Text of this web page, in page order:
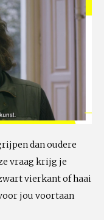
dan oudere
vraag krijg je
vierkant of haai
jou voortaan